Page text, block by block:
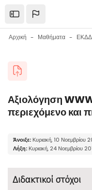
Open the sidebar
Αρχική Μαθήματα
Μπλοκ
Αξιολόγηση
περιεχόμενο και
Μπλοκ
Απαιτήσεις ολοκλήρωσης
Άνοιξε: Κυριακή, 10 Νοεμβρίου
Λήξη: Κυριακή, 24 Νοεμβρίου
Διδακτικοί στόχοι